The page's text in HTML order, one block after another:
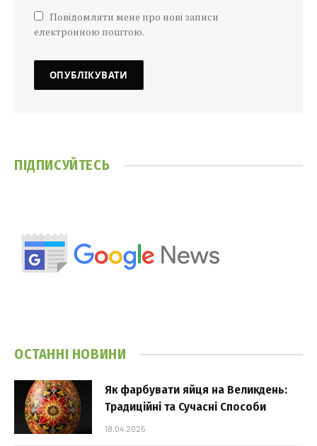
Повідомляти мене про нові записи
електронною поштою.
ПІДПИСУЙТЕСЬ
ОСТАННІ НОВИНИ
Як фарбувати яйця на Великдень:
Традиційні та Сучасні Способи
18.04.2025